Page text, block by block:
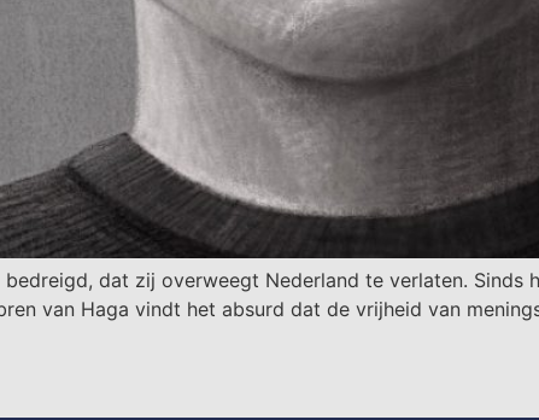
dat zij overweegt Nederland te verlaten. Sinds
van Haga vindt het absurd dat de vrijheid van